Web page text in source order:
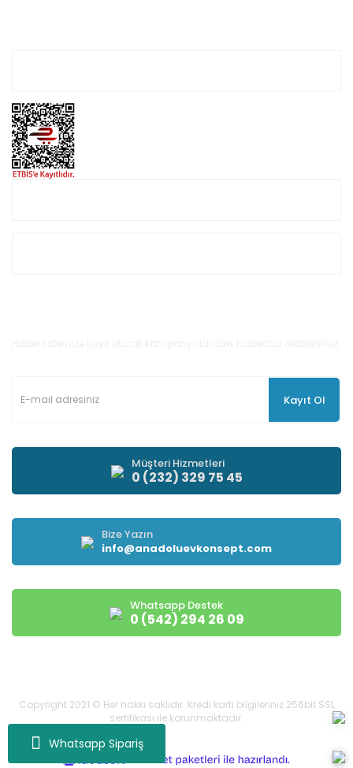
Whatsapp Sipariş
Kayıt Ol
Müşteri Hizmetleri
0 (232) 329 75 45
Bize Yazın
info@anadoluevkonsept.com
Whatsapp Destek
0 (542) 294 26 09
Copyright 2021 © Her hakkı saklıdır. Kredi kartı bilgileriniz 256bit SSL
sertifikası ile korunmaktadır.
e-